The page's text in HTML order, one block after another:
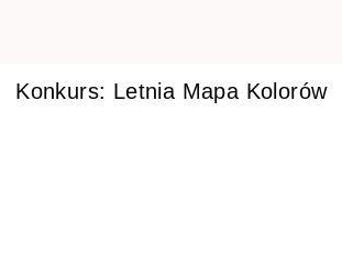
Konkurs: Letnia Mapa Kolorów